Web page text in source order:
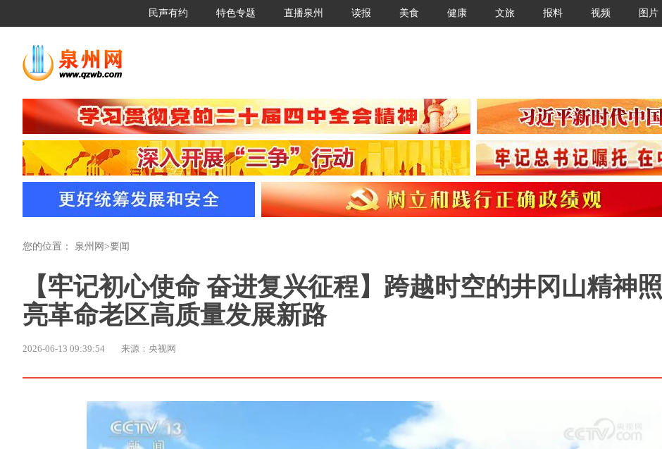
民声有约 特色专题 直播泉州 读报 美食 健康 文旅 报料 视频 图片
您的位置： 泉州网 >要闻
【牢记初心使命 奋进复兴征程】跨越时空的井冈山精神照
亮革命老区高质量发展新路
2026-06-13 09:39:54 来源：央视网